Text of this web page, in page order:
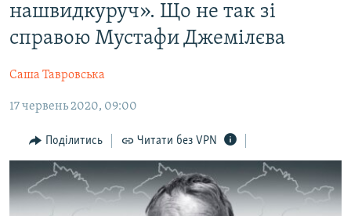
матеріалу
до
основної
Перейти
пошуку
ВІДЕО ТА ФОТО
БЛОГИ
ПОГЛЯД
ІНТЕРВ'Ю
ВСЕ ЗА ДЕНЬ
СПЕЦПРОЕКТИ
нашвидкуруч». Що не так зі
справою Мустафи Джемілєва
Саша Тавровська
17 червень 2020, 09:00
Поділитись Читати без VPN